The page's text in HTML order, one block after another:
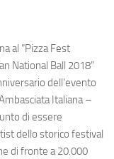
al “Pizza Fest
National Ball 2018”
dell’evento
Italiana –
di essere
dello storico festival
di fronte a 20.000